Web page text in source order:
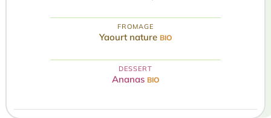
FROMAGE
Yaourt nature BIO
DESSERT
Ananas BIO